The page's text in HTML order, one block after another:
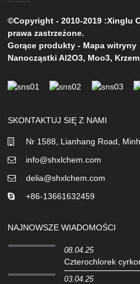
©Copyright - 2010-2019 :Xinglu
prawa zastrzeżone.
Gorące produkty - Mapa witryny
Nanocząstki Al2O3, Moo3,
SKONTAKTUJ SIĘ Z NAMI
Nr 1588, Lianhang Road,
info@shxlchem.com
delia@shxlchem.com
+86-13661632459
NAJNOWSZE WIADOMOŚCI
08.04.25
Czterochlorek
03.04.25